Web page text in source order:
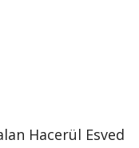
Hacerül Esved